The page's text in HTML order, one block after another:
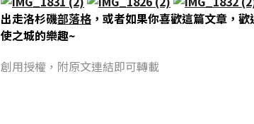
出走洛杉磯部落格 ，或者如果你喜歡這篇文章，
使之城的樂趣~
創用授權，附原文連結即可轉載